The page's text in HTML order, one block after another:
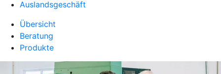
Auslandsgeschäft
Übersicht
Beratung
Produkte